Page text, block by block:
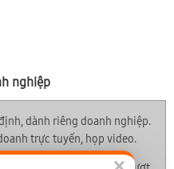
nghiệp
dành riêng doanh nghiệp.
trực tuyến, họp video.